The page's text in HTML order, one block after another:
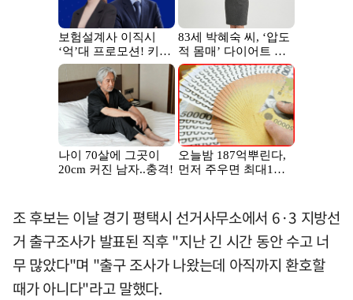
조 후보는 이날 경기 평택시 선거사무소에서 6·3 지방선
거 출구조사가 발표된 직후 "지난 긴 시간 동안 수고 너
무 많았다"며 "출구 조사가 나왔는데 아직까지 환호할
때가 아니다"라고 말했다.